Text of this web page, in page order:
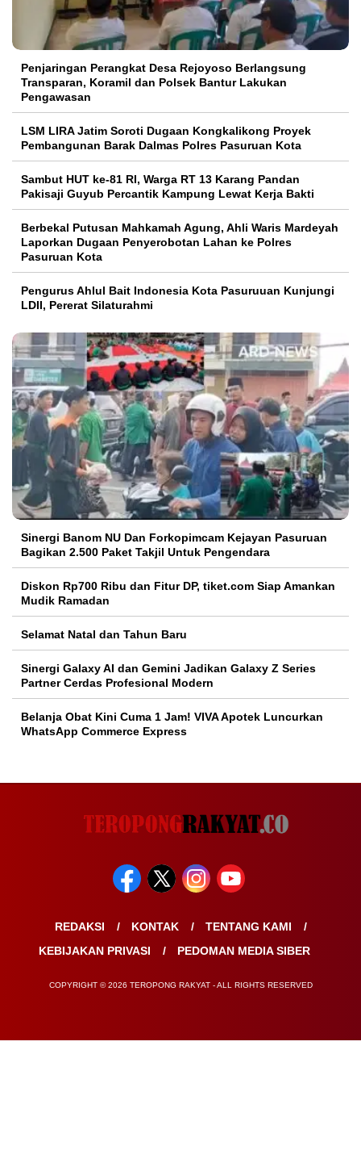
Penjaringan Perangkat Desa Rejoyoso Berlangsung
Transparan, Koramil dan Polsek Bantur Lakukan
Pengawasan
LSM LIRA Jatim Soroti Dugaan Kongkalikong Proyek
Pembangunan Barak Dalmas Polres Pasuruan Kota
Sambut HUT ke-81 RI, Warga RT 13 Karang Pandan
Pakisaji Guyub Percantik Kampung Lewat Kerja Bakti
Berbekal Putusan Mahkamah Agung, Ahli Waris Mardeyah
Laporkan Dugaan Penyerobotan Lahan ke Polres
Pasuruan Kota
Pengurus Ahlul Bait Indonesia Kota Pasuruuan Kunjungi
LDII, Pererat Silaturahmi
Sinergi Banom NU Dan Forkopimcam Kejayan Pasuruan
Bagikan 2.500 Paket Takjil Untuk Pengendara
Diskon Rp700 Ribu dan Fitur DP, tiket.com Siap Amankan
Mudik Ramadan
Selamat Natal dan Tahun Baru
Sinergi Galaxy AI dan Gemini Jadikan Galaxy Z Series
Partner Cerdas Profesional Modern
Belanja Obat Kini Cuma 1 Jam! VIVA Apotek Luncurkan
WhatsApp Commerce Express
REDAKSI KONTAK
TENTANG KAMI
KEBIJAKAN PRIVASI
PEDOMAN MEDIA SIBER
COPYRIGHT © 2026 TEROPONG RAKYAT - ALL RIGHTS RESERVED